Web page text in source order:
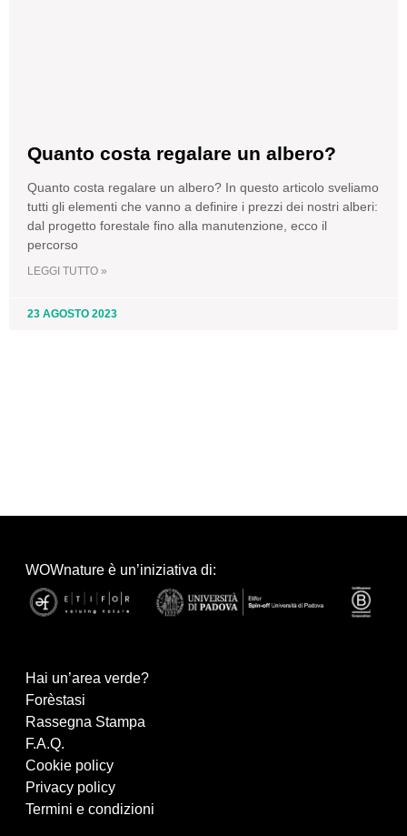
Quanto costa regalare un albero?
Quanto costa regalare un albero? In questo articolo sveliamo
tutti gli elementi che vanno a definire i prezzi dei nostri alberi:
dal progetto forestale fino alla manutenzione, ecco il
percorso
LEGGI TUTTO »
23 AGOSTO 2023
WOWnature è un’iniziativa di:
Hai un’area verde?
Forèstasi
Rassegna Stampa
F.A.Q.
Cookie policy
Privacy policy
Termini e condizioni